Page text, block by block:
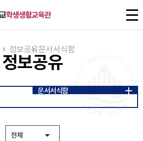
학생생활교육관
전
체
메
정보공유
정보공유문서서식함
문서서식함